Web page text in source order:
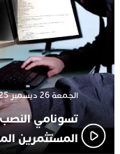
الجمعة 26 ديسمبر 2025 - 13:04
المستثمرين